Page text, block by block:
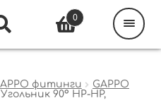
фитинги
GAPPO
90° НР-НР,
0